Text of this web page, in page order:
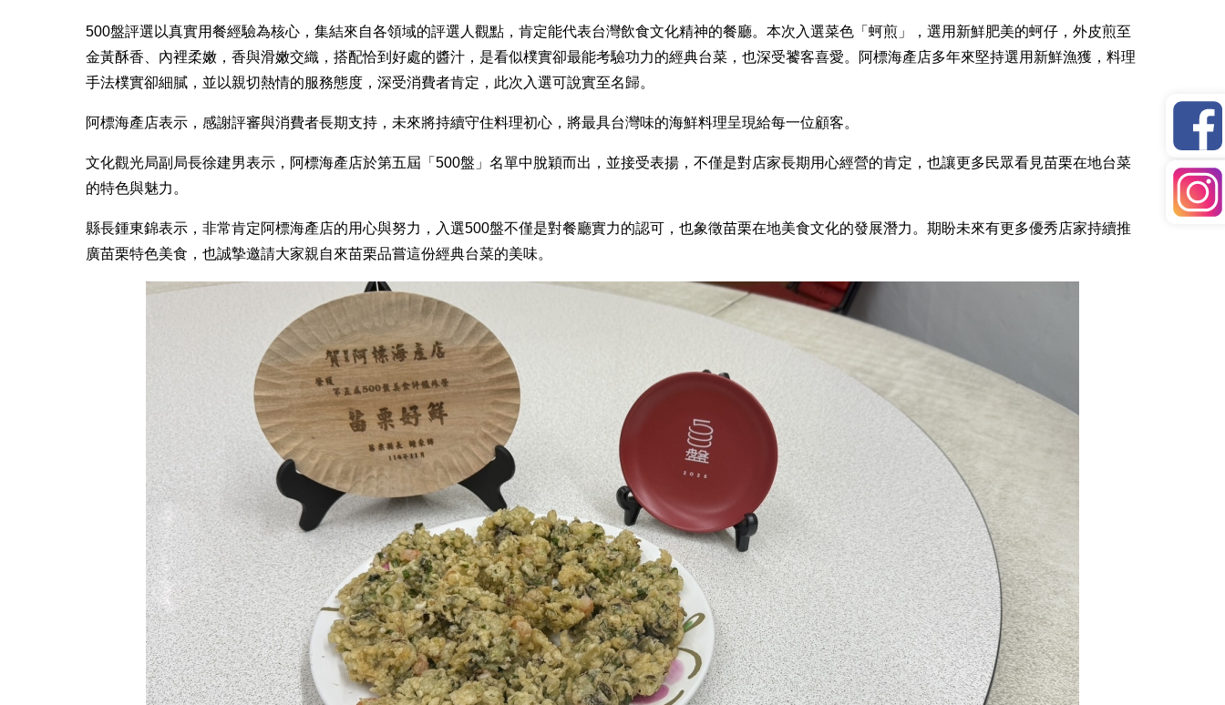
500盤評選以真實用餐經驗為核心，集結來自各領域的評選人觀點，肯定能代表台灣飲食文化精神的餐廳。本次入選菜色「蚵煎」，選用新鮮肥美的蚵仔，外皮煎至
金黃酥香、內裡柔嫩，香與滑嫩交織，搭配恰到好處的醬汁，是看似樸實卻最能考驗功力的經典台菜，也深受饕客喜愛。阿標海產店多年來堅持選用新鮮漁獲，料理
手法樸實卻細膩，並以親切熱情的服務態度，深受消費者肯定，此次入選可說實至名歸。
阿標海產店表示，感謝評審與消費者長期支持，未來將持續守住料理初心，將最具台灣味的海鮮料理呈現給每一位顧客。
文化觀光局副局長徐建男表示，阿標海產店於第五屆「500盤」名單中脫穎而出，並接受表揚，不僅是對店家長期用心經營的肯定，也讓更多民眾看見苗栗在地台菜
的特色與魅力。
縣長鍾東錦表示，非常肯定阿標海產店的用心與努力，入選500盤不僅是對餐廳實力的認可，也象徵苗栗在地美食文化的發展潛力。期盼未來有更多優秀店家持續推
廣苗栗特色美食，也誠摯邀請大家親自來苗栗品嘗這份經典台菜的美味。